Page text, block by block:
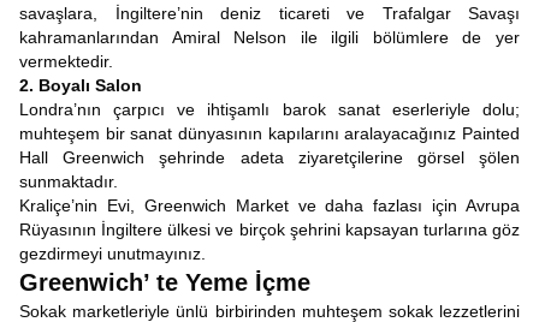
savaşlara, İngiltere’nin deniz ticareti ve Trafalgar Savaşı
kahramanlarından Amiral Nelson ile ilgili bölümlere de yer
vermektedir.
2. Boyalı Salon
Londra’nın çarpıcı ve ihtişamlı barok sanat eserleriyle dolu;
muhteşem bir sanat dünyasının kapılarını aralayacağınız Painted
Hall Greenwich şehrinde adeta ziyaretçilerine görsel şölen
sunmaktadır.
Kraliçe’nin Evi, Greenwich Market ve daha fazlası için Avrupa
Rüyasının İngiltere ülkesi ve birçok şehrini kapsayan turlarına göz
gezdirmeyi unutmayınız.
Greenwich’ te Yeme İçme
Sokak marketleriyle ünlü birbirinden muhteşem sokak lezzetlerini